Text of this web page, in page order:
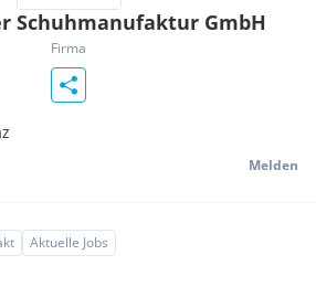
Schuhmanufaktur GmbH
Firma
Melden
Aktuelle Jobs